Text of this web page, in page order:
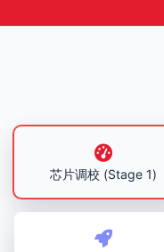
芯片调校 (Stage 1)